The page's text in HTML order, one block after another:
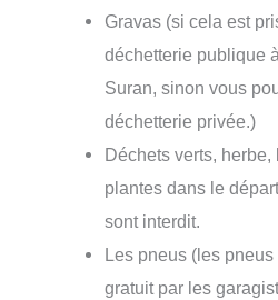
Gravas (si cela est
déchetterie publique
Suran, sinon vous
déchetterie privée.)
Déchets verts, herbe,
plantes dans le
sont interdit.
Les pneus (les
gratuit par les